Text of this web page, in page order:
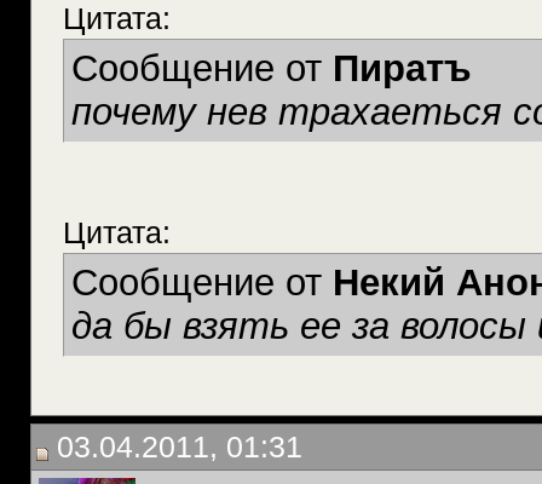
Цитата:
Сообщение от Пиратъ
почему нев трахаеться
Цитата:
Сообщение от Некий
да бы взять ее за
03.04.2011, 01:31